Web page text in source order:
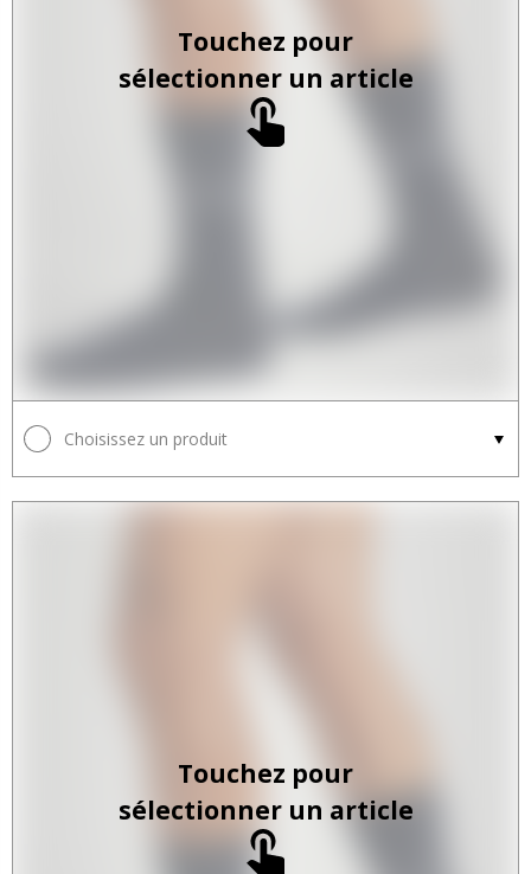
Touchez pour
sélectionner un article
Choisissez un produit
Touchez pour
sélectionner un article